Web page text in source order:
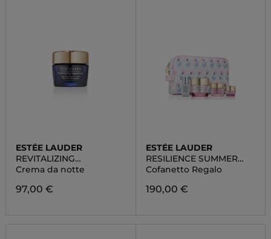
ESTÉE LAUDER
REVITALIZING
SUPREME+BOUNCE
NIGHT CREME
Crema da notte
97,00 €
ESTÉE LAUDER
RESILIENCE SUMMER
SET
Cofanetto Regalo
190,00 €